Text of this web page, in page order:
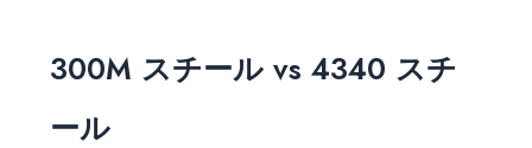
300M スチール vs 4340 スチ
ール